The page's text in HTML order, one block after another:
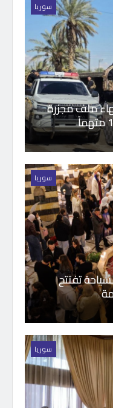
سوريا
إنهاء ملف مجزرة
سوريا
تفتتح
سوريا